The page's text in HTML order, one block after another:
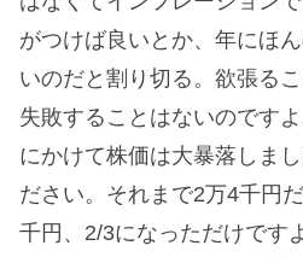
がつけば良いとか、年にほ
いのだと割り切る。欲張る
失敗することはないのです
にかけて株価は大暴落しま
ださい。それまで2万4千円
千円、2/3になっただけです